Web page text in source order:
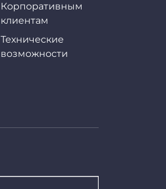
Корпоративным
клиентам
Технические
возможности